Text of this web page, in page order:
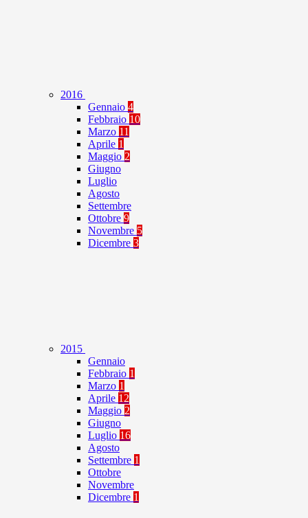
2016
Gennaio 4
Febbraio 10
Marzo 11
Aprile 1
Maggio 2
Giugno
Luglio
Agosto
Settembre
Ottobre 9
Novembre 5
Dicembre 3
2015
Gennaio
Febbraio 1
Marzo 1
Aprile 12
Maggio 2
Giugno
Luglio 16
Agosto
Settembre 1
Ottobre
Novembre
Dicembre 1